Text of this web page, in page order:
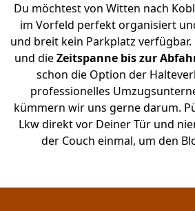
Du möchtest von Witten nach
im Vorfeld perfekt organisiert
und breit kein Parkplatz
und dieZeitspanne bis zur
schon die Option der
professionelles
kümmern wir uns gerne darum.
Lkw direkt vor Deiner Tür und
der Couch einmal, um den